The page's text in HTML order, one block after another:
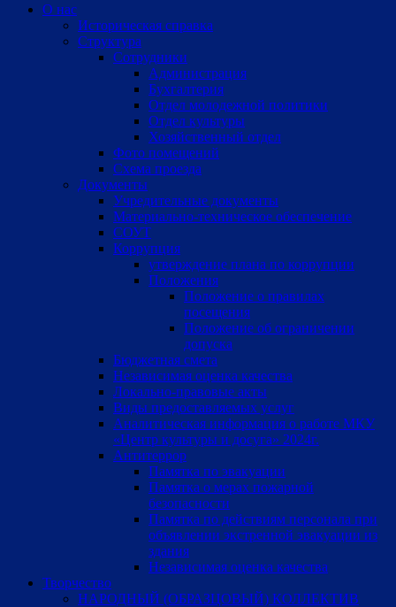
О нас
Историческая справка
Структура
Сотрудники
Администрация
Бухгалтерия
Отдел молодежной политики
Отдел культуры
Хозяйственный отдел
Фото помещений
Схема проезда
Документы
Учредительные документы
Материально-техническое обеспечение
СОУТ
Коррупция
утверждение плана по коррупции
Положения
Положение о правилах
посещения
Положение об ограничении
допуска
Бюджетная смета
Независимая оценка качества
Локально-правовые акты
Виды предоставляемых услуг
Аналитическая информация о работе МКУ
«Центр культуры и досуга» 2024г.
Антитеррор
Памятка по эвакуации
Памятка о мерах пожарной
безопасности
Памятка по действиям персонала при
объявлении экстренной эвакуации из
здания
Независимая оценка качества
Творчество
НАРОДНЫЙ (ОБРАЗЦОВЫЙ) КОЛЛЕКТИВ